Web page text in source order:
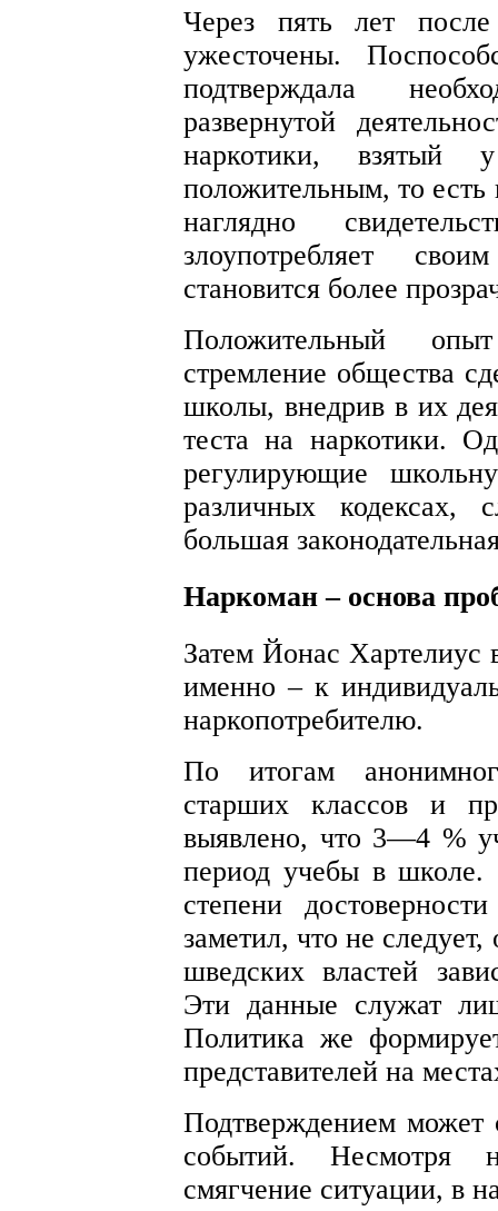
Через пять лет
ужесточены.
подтверждала
развернутой
наркотики, взятый у
положительным, то есть
наглядно
злоупотребляет
становится более
Положительный
стремление общества
школы, внедрив в их
теста на наркотики.
регулирующие
различных кодексах,
большая
Наркоман – основа
Затем Йонас Хартелиус
именно – к
наркопотребителю.
По итогам
старших классов и
выявлено, что 3—4 %
период учебы в школе.
степени
заметил, что не следует,
шведских властей
Эти данные служат
Политика же
представителей на
Подтверждением может
событий. Несмотря
смягчение ситуации, в